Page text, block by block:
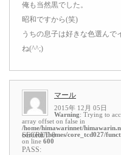
俺も当然黒でした。
昭和ですから(笑)
うちの息子は好きな色選んで
ね(^^;)
マール
2015年 12月 05日
Warning: Trying to
array offset on false in
/home/himawarinnet/
content/themes/core_tcd027/
on line 600
SECRET: 0
PASS: